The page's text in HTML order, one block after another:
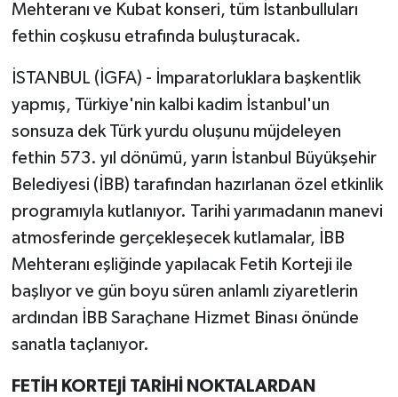
Mehteranı ve Kubat konseri, tüm İstanbulluları
fethin coşkusu etrafında buluşturacak.
İSTANBUL (İGFA) - İmparatorluklara başkentlik
yapmış, Türkiye'nin kalbi kadim İstanbul'un
sonsuza dek Türk yurdu oluşunu müjdeleyen
fethin 573. yıl dönümü, yarın İstanbul Büyükşehir
Belediyesi (İBB) tarafından hazırlanan özel etkinlik
programıyla kutlanıyor. Tarihi yarımadanın manevi
atmosferinde gerçekleşecek kutlamalar, İBB
Mehteranı eşliğinde yapılacak Fetih Korteji ile
başlıyor ve gün boyu süren anlamlı ziyaretlerin
ardından İBB Saraçhane Hizmet Binası önünde
sanatla taçlanıyor.
FETİH KORTEJİ TARİHİ NOKTALARDAN